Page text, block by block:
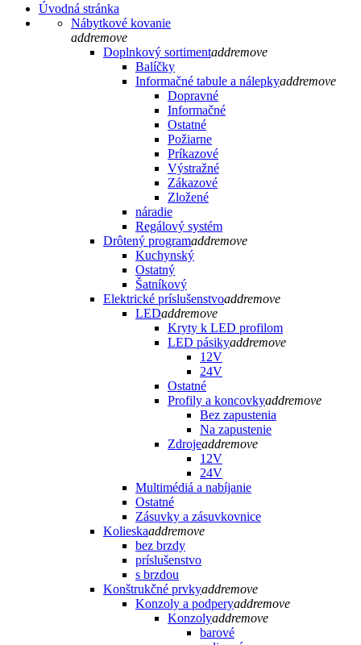
Úvodná stránka
Nábytkové kovanie
addremove
Doplnkový sortimentaddremove
Balíčky
Informačné tabule a nálepkyaddremove
Dopravné
Informačné
Ostatné
Požiarne
Príkazové
Výstražné
Zákazové
Zložené
náradie
Regálový systém
Drôtený programaddremove
Kuchynský
Ostatný
Šatníkový
Elektrické príslušenstvoaddremove
LEDaddremove
Kryty k LED profilom
LED pásikyaddremove
12V
24V
Ostatné
Profily a koncovkyaddremove
Bez zapustenia
Na zapustenie
Zdrojeaddremove
12V
24V
Multimédiá a nabíjanie
Ostatné
Zásuvky a zásuvkovnice
Kolieskaaddremove
bez brzdy
príslušenstvo
s brzdou
Konštrukčné prvkyaddremove
Konzoly a podperyaddremove
Konzolyaddremove
barové